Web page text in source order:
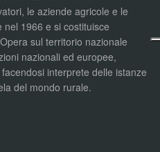
le aziende agricole e le
1966 e si costituisce
sul territorio nazionale
nazionali ed europee,
interprete delle istanze
del mondo rurale.